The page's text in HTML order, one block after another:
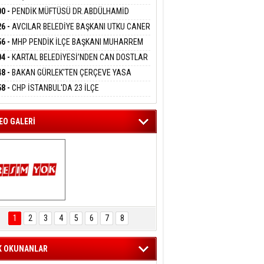
Kaynas
15 GÖZALTI
- PENDİK MÜFTÜSÜ DR.ABDÜLHAMİD
BASIN MENSUPLARINI AĞIRLADI
- AVCILAR BELEDİYE BAŞKANI UTKU CANER
HAKKINDA TAHLİYE KARARI
- MHP PENDİK İLÇE BAŞKANI MUHARREM
ORDULULAR DERNEĞİ HEYETİNİ
- KARTAL BELEDİYESİ’NDEN CAN DOSTLAR
DEV YATIRIM!
- BAKAN GÜRLEK'TEN ÇERÇEVE YASA
ÇİZGİMİZ ŞEHİT AİLELERİ
HASSASİYETİDİR''
- CHP İSTANBUL'DA 23 İLÇE
ATAMALAR GERÇEKLEŞTİ
GALERİ
ENGELSİZ
FESTİVALİ
KONSERİ
MEST
1 2 3 4 5 6 7 8
OKUNANLAR